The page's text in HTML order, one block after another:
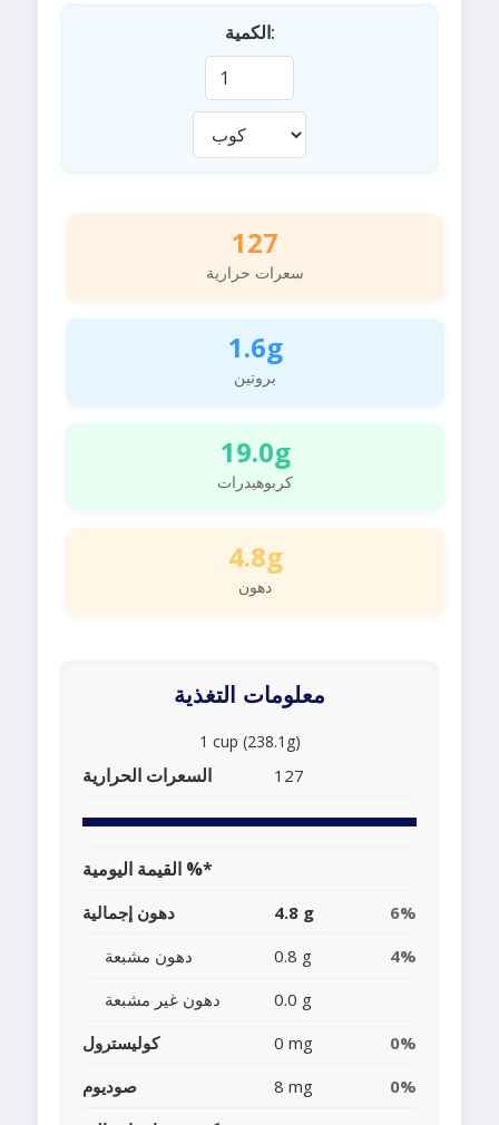
الكمية:
127
سعرات حرارية
1.6g
بروتين
19.0g
كربوهيدرات
4.8g
دهون
معلومات التغذية
1 cup (238.1g)
السعرات الحرارية 127
القيمة اليومية %*
دهون إجمالية 4.8 g
6%
دهون مشبعة
0.8 g
4%
دهون غير مشبعة
0.0 g
كوليسترول
0 mg
0%
صوديوم
8 mg
0%